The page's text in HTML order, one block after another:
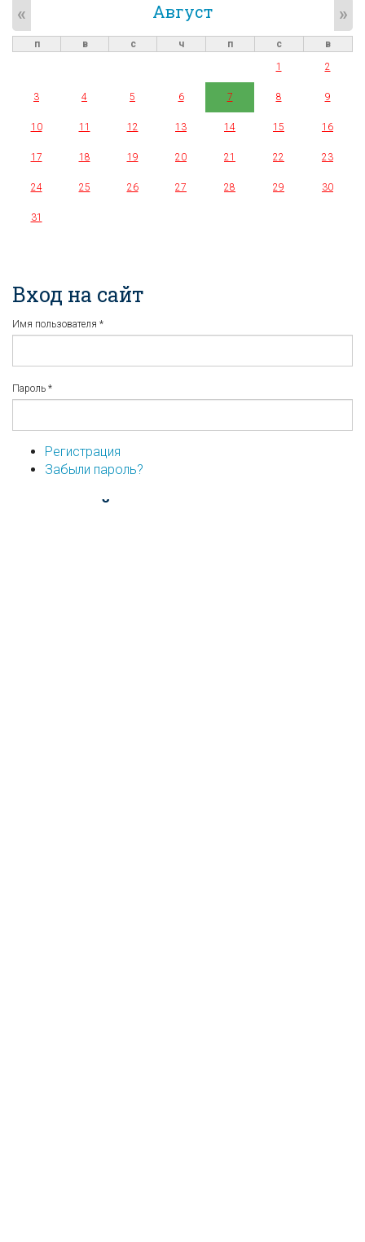
Август
« »
п в с ч п с
в
1
2
3 4 5 6 7 8 9
10 11 12 13 14 15 16
17 18 19 20 21 22 23
24 25 26 27 28 29 30
31
Вход на сайт
Имя пользователя *
Пароль *
Регистрация
Забыли пароль?
...или войдите используя